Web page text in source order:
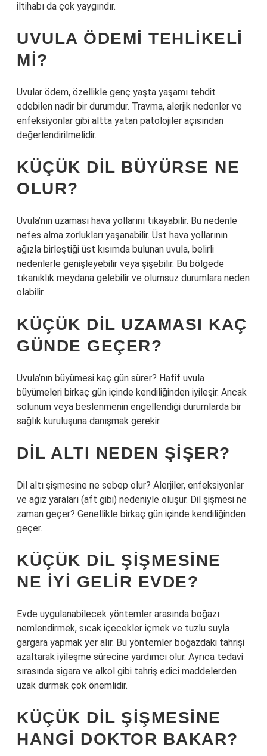
iltihabı da çok yaygındır.
UVULA ÖDEMI TEHLIKELI
MI?
Uvular ödem, özellikle genç yaşta yaşamı tehdit
edebilen nadir bir durumdur. Travma, alerjik nedenler ve
enfeksiyonlar gibi altta yatan patolojiler açısından
değerlendirilmelidir.
KÜÇÜK DIL BÜYÜRSE NE
OLUR?
Uvula’nın uzaması hava yollarını tıkayabilir. Bu nedenle
nefes alma zorlukları yaşanabilir. Üst hava yollarının
ağızla birleştiği üst kısımda bulunan uvula, belirli
nedenlerle genişleyebilir veya şişebilir. Bu bölgede
tıkanıklık meydana gelebilir ve olumsuz durumlara neden
olabilir.
KÜÇÜK DIL UZAMASI KAÇ
GÜNDE GEÇER?
Uvula’nın büyümesi kaç gün sürer? Hafif uvula
büyümeleri birkaç gün içinde kendiliğinden iyileşir. Ancak
solunum veya beslenmenin engellendiği durumlarda bir
sağlık kuruluşuna danışmak gerekir.
DIL ALTI NEDEN ŞIŞER?
Dil altı şişmesine ne sebep olur? Alerjiler, enfeksiyonlar
ve ağız yaraları (aft gibi) nedeniyle oluşur. Dil şişmesi ne
zaman geçer? Genellikle birkaç gün içinde kendiliğinden
geçer.
KÜÇÜK DIL ŞIŞMESINE
NE IYI GELIR EVDE?
Evde uygulanabilecek yöntemler arasında boğazı
nemlendirmek, sıcak içecekler içmek ve tuzlu suyla
gargara yapmak yer alır. Bu yöntemler boğazdaki tahrişi
azaltarak iyileşme sürecine yardımcı olur. Ayrıca tedavi
sırasında sigara ve alkol gibi tahriş edici maddelerden
uzak durmak çok önemlidir.
KÜÇÜK DIL ŞIŞMESINE
HANGI DOKTOR BAKAR?